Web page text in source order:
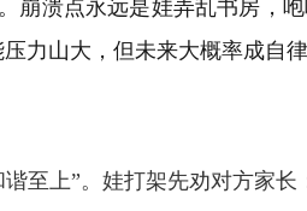
崩溃点永远是娃弄乱书房，
力山大，但未来大概率成自
至上”。娃打架先劝对方家长